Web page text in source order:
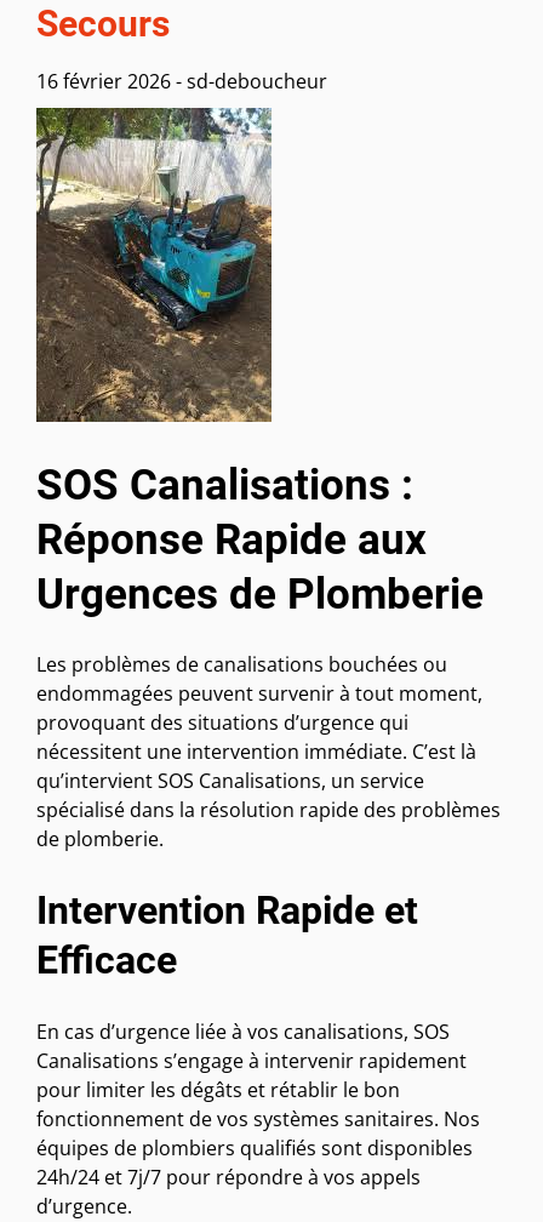
Secours
16 février 2026-sd-deboucheur
SOS Canalisations :
Réponse Rapide aux
Urgences de Plomberie
Les problèmes de canalisations bouchées ou
endommagées peuvent survenir à tout moment,
provoquant des situations d’urgence qui
nécessitent une intervention immédiate. C’est là
qu’intervient SOS Canalisations, un service
spécialisé dans la résolution rapide des problèmes
de plomberie.
Intervention Rapide et
Efficace
En cas d’urgence liée à vos canalisations, SOS
Canalisations s’engage à intervenir rapidement
pour limiter les dégâts et rétablir le bon
fonctionnement de vos systèmes sanitaires. Nos
équipes de plombiers qualifiés sont disponibles
24h/24 et 7j/7 pour répondre à vos appels
d’urgence.